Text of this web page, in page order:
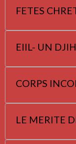
FETES
EIIL- UN
CORPS
LE MERITE